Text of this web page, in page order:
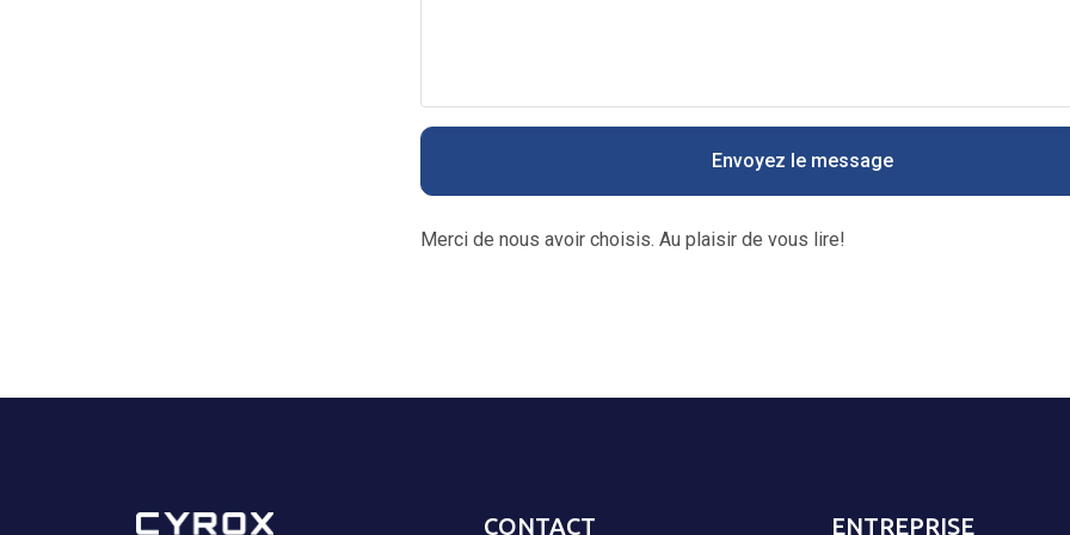
Envoyez le message
Merci de nous avoir choisis. Au plaisir de vous lire!
CONTACT ENTREPRISE